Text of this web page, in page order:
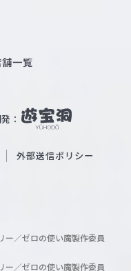
：
一覧
外部送信ポリシー
ー／ゼロの使い魔製作委員
ー／ゼロの使い魔製作委員